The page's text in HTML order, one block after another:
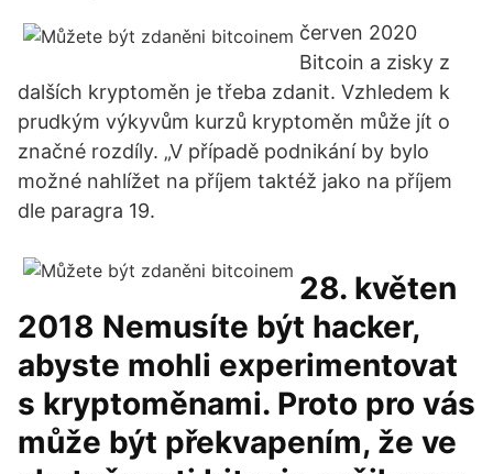
červen 2020
Bitcoin a zisky z
dalších kryptoměn je třeba zdanit. Vzhledem k
prudkým výkyvům kurzů kryptoměn může jít o
značné rozdíly. „V případě podnikání by bylo
možné nahlížet na příjem taktéž jako na příjem
dle paragra 19.
28. květen
2018 Nemusíte být hacker,
abyste mohli experimentovat
s kryptoměnami. Proto pro vás
může být překvapením, že ve